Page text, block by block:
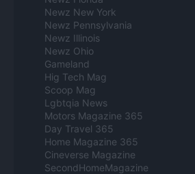
Newz New York
Newz Pennsylvania
Newz Illinois
Newz Ohio
Gameland
Hig Tech Mag
Scoop Mag
Lgbtqia News
Motors Magazine 365
Day Travel 365
Home Magazine 365
Cineverse Magazine
SecondHomeMagazine